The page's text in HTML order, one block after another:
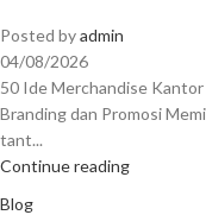
Posted byadmin
04/08/2026
50 Ide Merchandise
Branding dan Promosi
tant...
Continue reading
Blog